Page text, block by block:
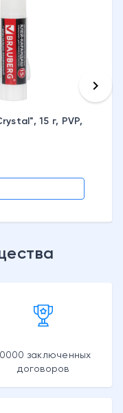
15 г, PVP,
keyboard_arrow_right
заключенных
договоров